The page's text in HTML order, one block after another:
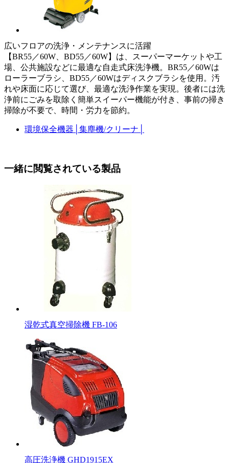
広いフロアの洗浄・メンテナンスに活躍
【BR55／60W、BD55／60W】は、スーパーマーケットや工
場、公共施設などに最適な自走式床洗浄機。BR55／60Wは
ローラーブラシ、BD55／60Wはディスクブラシを使用。汚
れや床面に応じて選び、最適な洗浄作業を実現。後者には洗
浄前にごみを取除く簡単スイーパー機能が付き、事前の掃き
掃除が不要で、時間・労力を節約。
環境保全機器 集塵機/クリーナ
一緒に閲覧されている製品
湿乾式真空掃除機 FB-106
高圧洗浄機 GHD1915EX